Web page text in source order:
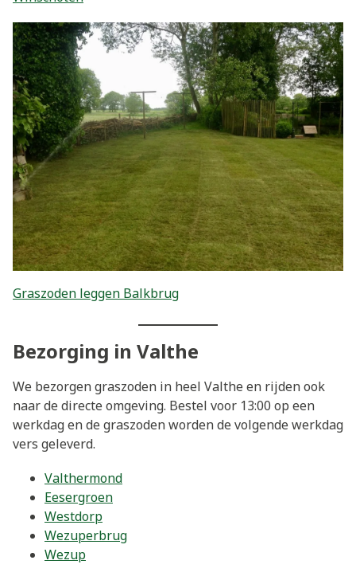
Graszoden leggen Balkbrug
Bezorging in Valthe
We bezorgen graszoden in heel Valthe en rijden ook
naar de directe omgeving. Bestel voor 13:00 op een
werkdag en de graszoden worden de volgende werkdag
vers geleverd.
Valthermond
Eesergroen
Westdorp
Wezuperbrug
Wezup